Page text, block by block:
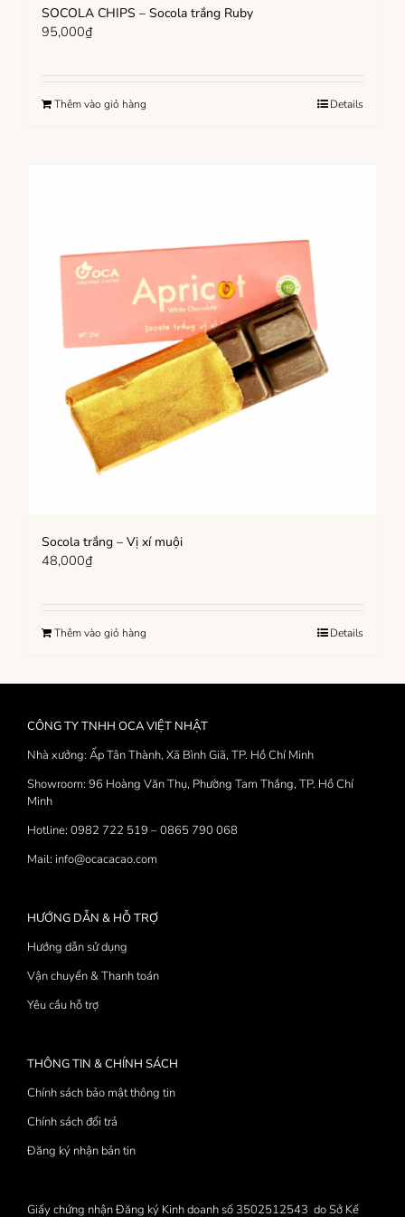
SOCOLA CHIPS – Socola trắng Ruby
95,000₫
Thêm vào giỏ hàng Details
Socola trắng – Vị xí muội
48,000₫
Thêm vào giỏ hàng Details
CÔNG TY TNHH OCA VIỆT NHẬT
Nhà xưởng: Ấp Tân Thành, Xã Bình Giã, TP. Hồ Chí Minh
Showroom: 96 Hoàng Văn Thụ, Phường Tam Thắng, TP. Hồ Chí
Minh
Hotline: 0982 722 519 – 0865 790 068
Mail: info@ocacacao.com
HƯỚNG DẪN & HỖ TRỢ
Hướng dẫn sử dụng
Vận chuyển & Thanh toán
Yêu cầu hỗ trợ
THÔNG TIN & CHÍNH SÁCH
Chính sách bảo mật thông tin
Chính sách đổi trả
Đăng ký nhận bản tin
Giấy chứng nhận Đăng ký Kinh doanh số 3502512543 do Sở Kế